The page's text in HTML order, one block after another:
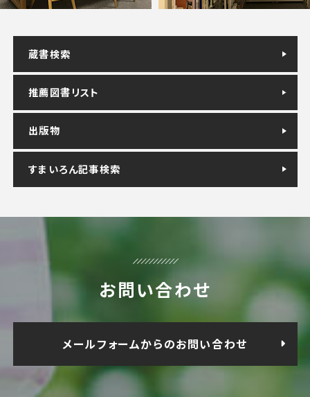
蔵書検索
推薦図書リスト
出版物
すまいろん記事検索
お問い合わせ
メールフォームからのお問い合わせ